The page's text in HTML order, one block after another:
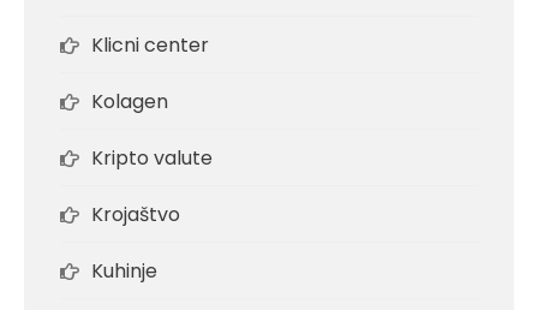
Klicni center
Kolagen
Kripto valute
Krojaštvo
Kuhinje